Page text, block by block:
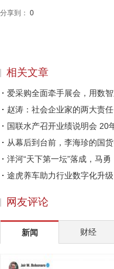
分享到： 0
相关文章
爱采购全面牵手展会，用数
赵涛：社会企业家的两大责任
国联水产召开业绩说明会 20
从幕后到台前，李海珍的国
洋河“天下第一坛”落成，马
途虎养车助力行业数字化升
皇氏集团考察巴国奶水牛产业
2022年伊始，医药板块关注
完美世界伊迪：以二次元游
网友评论
新闻 财经